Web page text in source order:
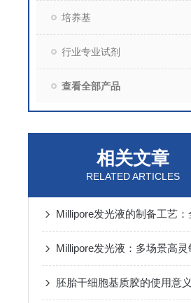
培养基
行业专业试剂
查看全部产品
相关文章
RELATED ARTICLES
胚胎干细胞基质胶的使用意义